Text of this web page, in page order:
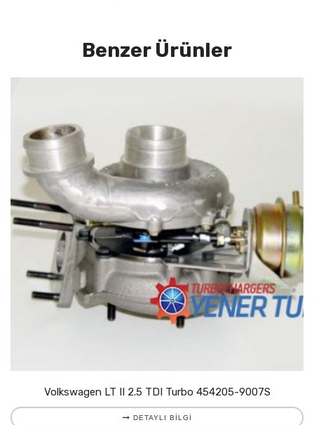
Benzer Ürünler
Volkswagen LT II 2.5 TDI Turbo 454205-9007S
DETAYLI BILGI